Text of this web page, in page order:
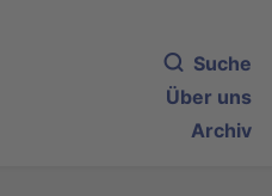
Suche
Über uns
Archiv